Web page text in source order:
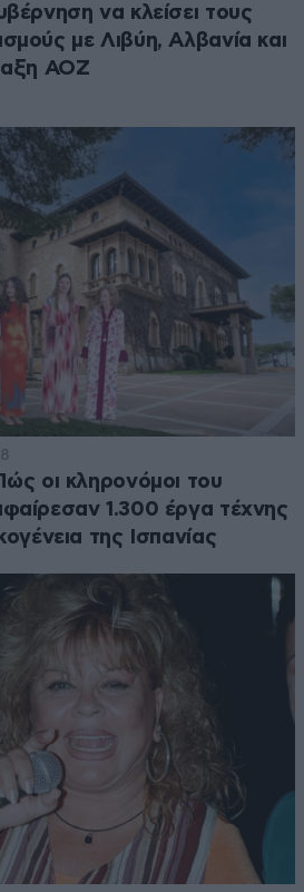
να κλείσει τους
με Λιβύη, Αλβανία και
ΑΟΖ
οι κληρονόμοι του
1.300 έργα τέχνης
της Ισπανίας